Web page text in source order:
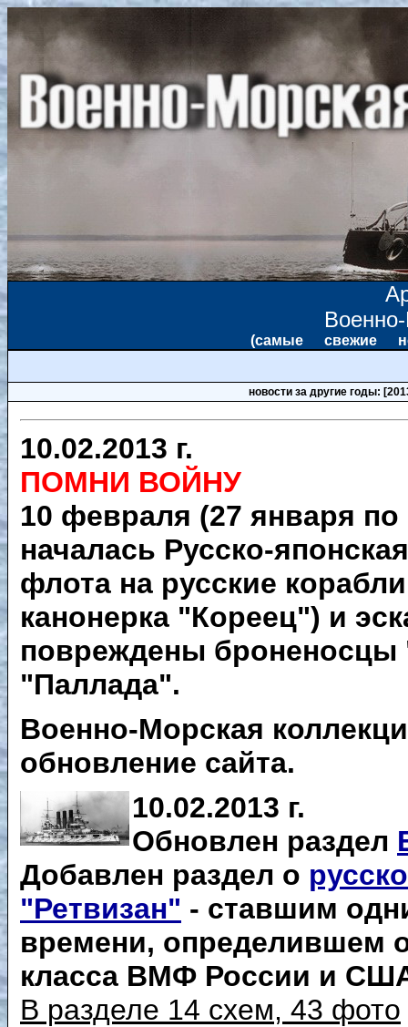
(самые свежие
новости за другие годы:
10.02.2013 г.
ПОМНИ ВОЙНУ
10 февраля (27 января
началась Русско-
флота на русские
канонерка "Кореец") и
повреждены броненосцы
"Паллада".
Военно-Морская
обновление сайта.
10.02.2013 г.
Обновлен раздел
Добавлен раздел о
"Ретвизан" - ставшим
времени, определившем
класса ВМФ России и
В разделе 14 схем, 43 фото